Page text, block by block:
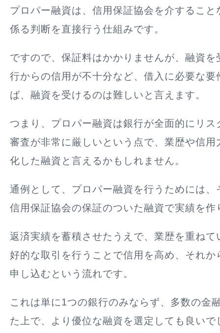
プロパー融資は、信用保証協会を介すること
係る判断を直接行う 仕組みです。
ですので、 保証料はかかりませんが、融資を
行からの信用が不十分など、借入に必要な要
ば、融資を受けるのは難しいと言えます。
つまり、プロパー融資は銀行が全面的にリス
審査が非常に厳しいという点で、 業歴や信用
化した融資 と言えるかもしれません。
通例として、プロパー融資を行うためには、
信用保証協会の保証のついた融資で実績を作
返済実績を蓄積させたうえで、業歴を重ねて
好的な取引を行うことで信用を高め、それか
申し込むという流れです。
これは単に1つの銀行のみならず、多数の金
た上で、より優位な融資を選定しても良いで